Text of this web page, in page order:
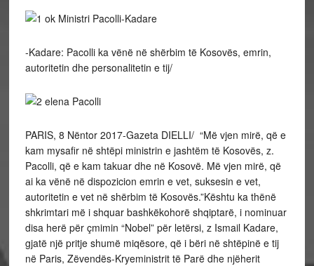
-Kadare: Pacolli ka vënë në shërbim të Kosovës, emrin,
autoritetin dhe personalitetin e tij/
PARIS, 8 Nëntor 2017-Gazeta DIELLI/ “Më vjen mirë, që e
kam mysafir në shtëpi ministrin e jashtëm të Kosovës, z.
Pacolli, që e kam takuar dhe në Kosovë. Më vjen mirë, që
ai ka vënë në dispozicion emrin e vet, suksesin e vet,
autoritetin e vet në shërbim të Kosovës.”Kështu ka thënë
shkrimtari më i shquar bashkëkohorë shqiptarë, i nominuar
disa herë për çmimin “Nobel” për letërsi, z Ismail Kadare,
gjatë një pritje shumë miqësore, që i bëri në shtëpinë e tij
në Paris, Zëvendës-Kryeministrit të Parë dhe njëherit